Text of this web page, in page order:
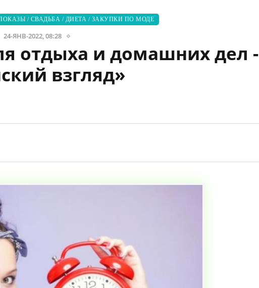
/ СВАДЬБА / ДИЕТА / ЗАКУПКИ ПО МОДЕ
24-ЯНВ-2022, 08:28
отдыха и домашних дел -
взгляд»